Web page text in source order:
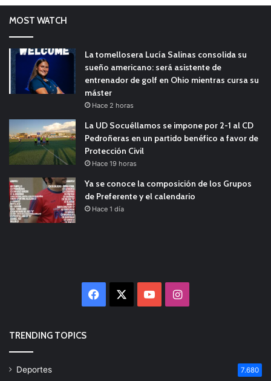
MOST WATCH
La tomellosera Lucía Salinas consolida su
sueño americano: será asistente de
entrenador de golf en Ohio mientras cursa su
máster
Hace 2 horas
La UD Socuéllamos se impone por 2-1 al CD
Pedroñeras en un partido benéfico a favor de
Protección Civil
Hace 19 horas
Ya se conoce la composición de los Grupos
de Preferente y el calendario
Hace 1 día
Facebook YouTubeInstagram
TRENDING TOPICS
Deportes 7.680